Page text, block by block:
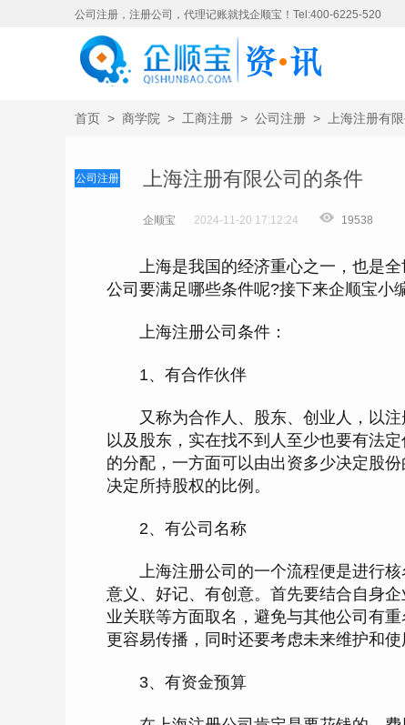
公司注册，注册公司，代理记账就找企顺宝！Tel:400-6225-520
首页 > 商学院 > 工商注册 > 公司注册 > 上海注册有
公司注册 上海注册有限公司的条件
企顺宝 2024-11-20 17:12:24 19538
上海是我国的经济重心之一，也是全
公司要满足哪些条件呢?接下来企顺宝小
上海注册公司条件：
1、有合作伙伴
又称为合作人、股东、创业人，以注
以及股东，实在找不到人至少也要有法
的分配，一方面可以由出资多少决定股
决定所持股权的比例。
2、有公司名称
上海注册公司的一个流程便是进行核
意义、好记、有创意。首先要结合自身
业关联等方面取名，避免与其他公司有
更容易传播，同时还要考虑未来维护和使
3、有资金预算